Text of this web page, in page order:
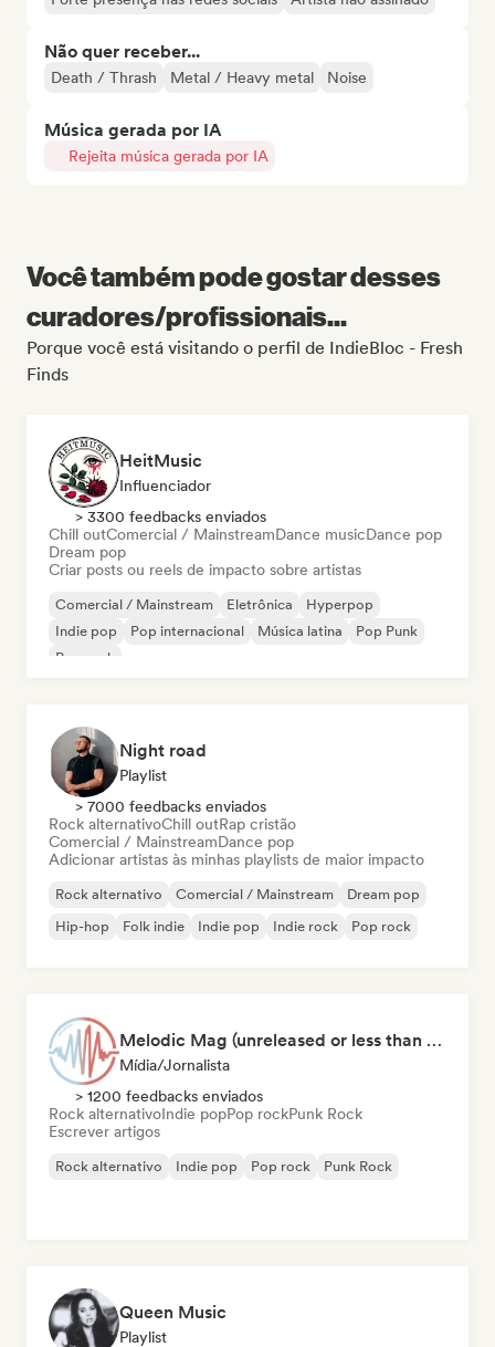
Não quer receber...
Death / Thrash Metal / Heavy metal Noise
Música gerada por IA
Rejeita música gerada por IA
Você também pode gostar desses
curadores/profissionais...
Porque você está visitando o perfil de IndieBloc - Fresh
Finds
HeitMusic
Influenciador
> 3300 feedbacks enviados
Chill outComercial / MainstreamDance musicDance pop
Dream pop
Criar posts ou reels de impacto sobre artistas
Comercial / Mainstream Eletrônica
Hyperpop
Indie pop
Pop internacional Música latina
Pop Punk
Pop rock
Night road
Playlist
> 7000 feedbacks enviados
Rock alternativoChill outRap cristão
Comercial / MainstreamDance pop
Adicionar artistas às minhas playlists de maior impacto
Rock alternativo Comercial / Mainstream
Dream pop
Hip-hop
Folk indie Indie pop Indie rock Pop rock
Melodic Mag (unreleased or less than 2 weeks since release)
Mídia/Jornalista
> 1200 feedbacks enviados
Rock alternativoIndie popPop rockPunk Rock
Escrever artigos
Rock alternativo Indie pop Pop rock Punk Rock
Queen Music
Playlist